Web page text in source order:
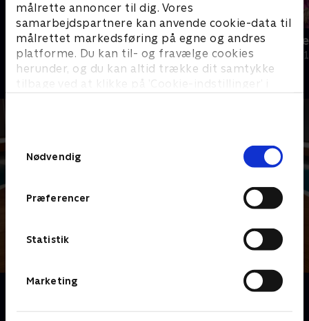
målrette annoncer til dig. Vores
samarbejdspartnere kan anvende cookie-data til
målrettet markedsføring på egne og andres
platforme. Du kan til- og fravælge cookies
herunder, og du kan altid trække dit samtykke
tilbage ved at klikke på ’Cookie-indstillinger’ i
Nødvendig
Præferencer
Statistik
Marketing
Hvem vil være millionær? Classic
Quiz-shows • 12 sæsoner Quiz-shows •